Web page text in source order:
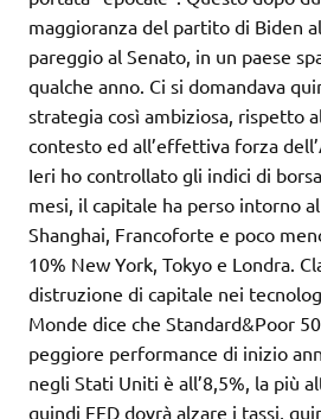
maggioranza del partito di Biden
pareggio al Senato, in un paese
qualche anno. Ci si domandava
strategia così ambiziosa, rispetto
contesto ed all’effettiva forza
Ieri ho controllato gli indici di
mesi, il capitale ha perso intorno
Shanghai, Francoforte e poco
10% New York, Tokyo e Londra.
distruzione di capitale nei
Monde dice che Standard&Poor
peggiore performance di inizio
negli Stati Uniti è all’8,5%, la più
quindi FED dovrà alzare i tassi,